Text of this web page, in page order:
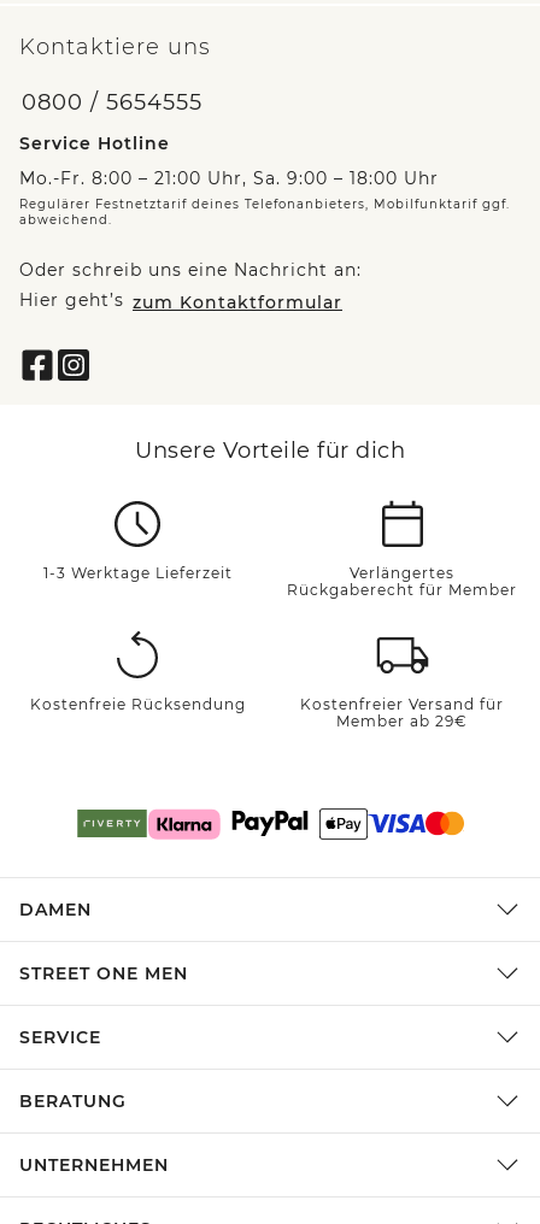
Kontaktiere uns
0800 / 5654555
Service Hotline
Mo.-Fr. 8:00 – 21:00 Uhr, Sa. 9:00 – 18:00 Uhr
Regulärer Festnetztarif deines Telefonanbieters, Mobilfunktarif ggf.
abweichend.
Oder schreib uns eine Nachricht an:
Hier geht’s zum Kontaktformular
Unsere Vorteile für dich
1-3 Werktage Lieferzeit
Verlängertes
Rückgaberecht für Member
Kostenfreie Rücksendung
Kostenfreier Versand für
Member ab 29€
DAMEN
STREET ONE MEN
SERVICE
BERATUNG
UNTERNEHMEN